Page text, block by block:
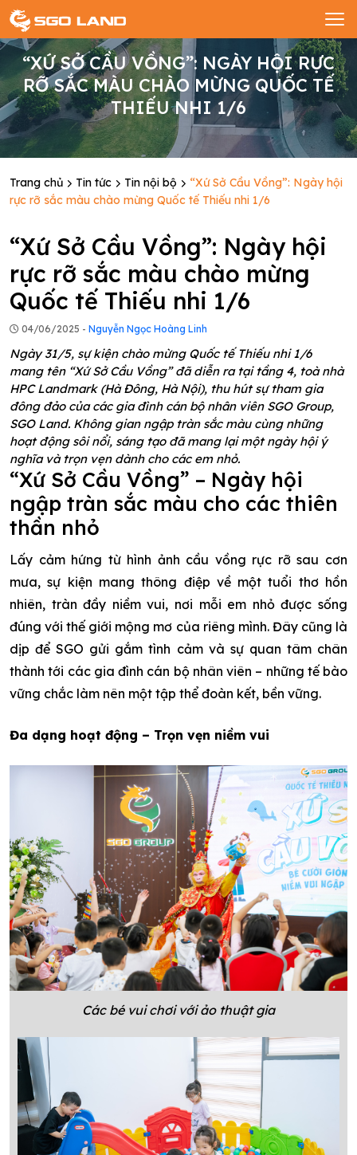
“XỨ SỞ CẦU VỒNG”: NGÀY HỘI RỰC
RỠ SẮC MÀU CHÀO MỪNG QUỐC TẾ
THIẾU NHI 1/6
Trang chủ Tin tức Tin nội bộ
“Xứ Sở Cầu Vồng”: Ngày hội
rực rỡ sắc màu chào mừng Quốc tế Thiếu nhi 1/6
“Xứ Sở Cầu Vồng”: Ngày hội
rực rỡ sắc màu chào mừng
Quốc tế Thiếu nhi 1/6
04/06/2025 - Nguyễn Ngọc Hoàng Linh
Ngày 31/5, sự kiện chào mừng Quốc tế Thiếu nhi 1/6
mang tên “Xứ Sở Cầu Vồng” đã diễn ra tại tầng 4, toà nhà
HPC Landmark (Hà Đông, Hà Nội), thu hút sự tham gia
đông đảo của các gia đình cán bộ nhân viên SGO Group,
SGO Land. Không gian ngập tràn sắc màu cùng những
hoạt động sôi nổi, sáng tạo đã mang lại một ngày hội ý
nghĩa và trọn vẹn dành cho các em nhỏ.
“Xứ Sở Cầu Vồng” – Ngày hội
ngập tràn sắc màu cho các thiên
thần nhỏ
Lấy cảm hứng từ hình ảnh cầu vồng rực rỡ sau cơn
mưa, sự kiện mang thông điệp về một tuổi thơ hồn
nhiên, tràn đầy niềm vui, nơi mỗi em nhỏ được sống
đúng với thế giới mộng mơ của riêng mình. Đây cũng là
dịp để SGO gửi gắm tình cảm và sự quan tâm chân
thành tới các gia đình cán bộ nhân viên – những tế bào
vững chắc làm nên một tập thể đoàn kết, bền vững.
Đa dạng hoạt động – Trọn vẹn niềm vui
Các bé vui chơi với ảo thuật gia